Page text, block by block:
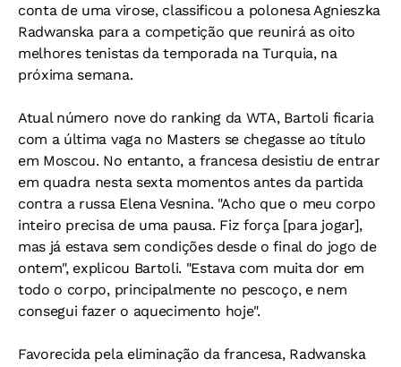
conta de uma virose, classificou a polonesa Agnieszka
Radwanska para a competição que reunirá as oito
melhores tenistas da temporada na Turquia, na
próxima semana.
Atual número nove do ranking da WTA, Bartoli ficaria
com a última vaga no Masters se chegasse ao título
em Moscou. No entanto, a francesa desistiu de entrar
em quadra nesta sexta momentos antes da partida
contra a russa Elena Vesnina. "Acho que o meu corpo
inteiro precisa de uma pausa. Fiz força [para jogar],
mas já estava sem condições desde o final do jogo de
ontem", explicou Bartoli. "Estava com muita dor em
todo o corpo, principalmente no pescoço, e nem
consegui fazer o aquecimento hoje".
Favorecida pela eliminação da francesa, Radwanska